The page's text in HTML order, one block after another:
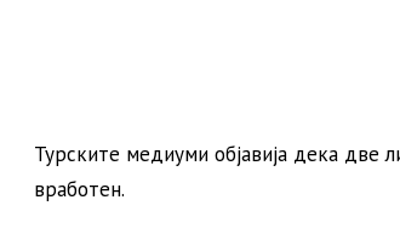
Турските медиуми објавија дека две
вработен.